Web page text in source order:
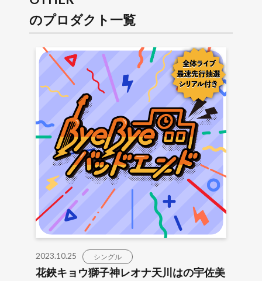
のプロダクト一覧
2023.10.25 シングル
花鋏キョウ獅子神レオナ天川はの宇佐美